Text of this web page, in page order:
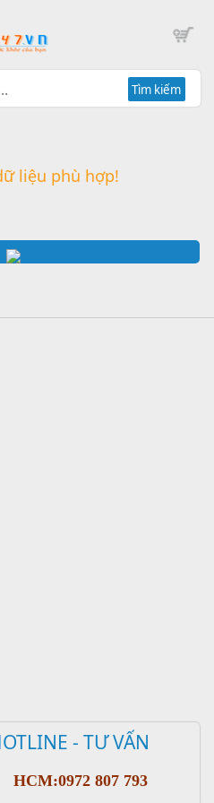
Tìm kiếm
- TƯ VẤN
HCM:0972 807 793
liệu phù hợp!